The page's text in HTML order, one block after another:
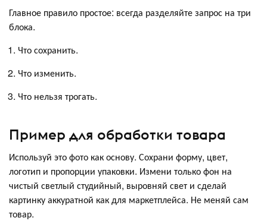
Главное правило простое: всегда разделяйте запрос на три
блока.
Что сохранить.
Что изменить.
Что нельзя трогать.
Пример для обработки товара
Используй это фото как основу. Сохрани форму, цвет,
логотип и пропорции упаковки. Измени только фон на
чистый светлый студийный, выровняй свет и сделай
картинку аккуратной как для маркетплейса. Не меняй сам
товар.